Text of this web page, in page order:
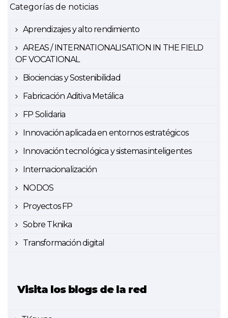
Categorías de noticias
Aprendizajes y alto rendimiento
AREAS / INTERNATIONALISATION IN THE FIELD
OF VOCATIONAL
Biociencias y Sostenibilidad
Fabricación Aditiva Metálica
FP Solidaria
Innovación aplicada en entornos estratégicos
Innovación tecnológica y sistemas inteligentes
Internacionalización
NODOS
Proyectos FP
Sobre Tknika
Transformación digital
Visita los blogs de la red